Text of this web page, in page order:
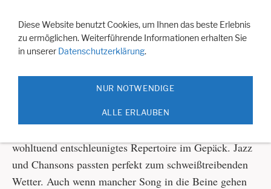
Jazzy Jane
Das gabs auch noch nicht im Culucu Kleve
Ein Wochenende der ruhigen Töne. Sowohl Jazzy Jane
wohltuend entschleunigtes Repertoire im Gepäck. Jazz
und Chansons passten perfekt zum schweißtreibenden
Wetter. Auch wenn mancher Song in die Beine gehen
Diese Website benutzt Cookies, um Ihnen das beste Erlebnis
zu ermöglichen. Weiterführende Informationen erhalten Sie
in unserer Datenschutzerklärung.
NUR NOTWENDIGE
ALLE ERLAUBEN